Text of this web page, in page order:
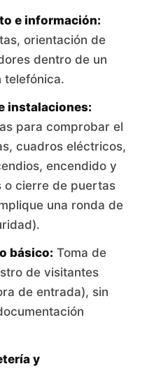
e información:
orientación de
dentro de un
telefónica.
instalaciones:
para comprobar el
cuadros eléctricos,
encendido y
o cierre de puertas
una ronda de
básico: Toma de
de visitantes
de entrada), sin
y